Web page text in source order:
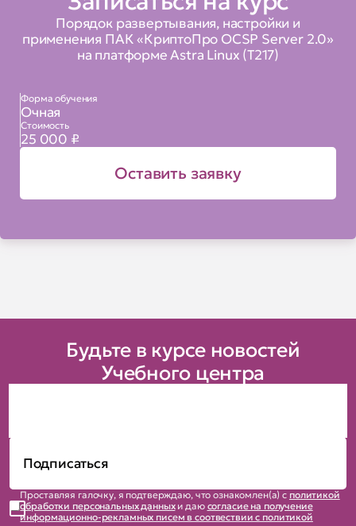
Порядок развертывания, настройки и
применения ПАК «КриптоПро OCSP Server 2.0»
на платформе Astra Linux (Т217)
Форма обучения
Очная
Стоимость
25 000 ₽
Оставить заявку
Будьте в курсе новостей
Учебного центра
Проставляя галочку, я подтверждаю, что ознакомлен(а) с политикой
обработки персональных данныхи даю согласие на получение
информационно-рекламных писем в соотвествии с политикой